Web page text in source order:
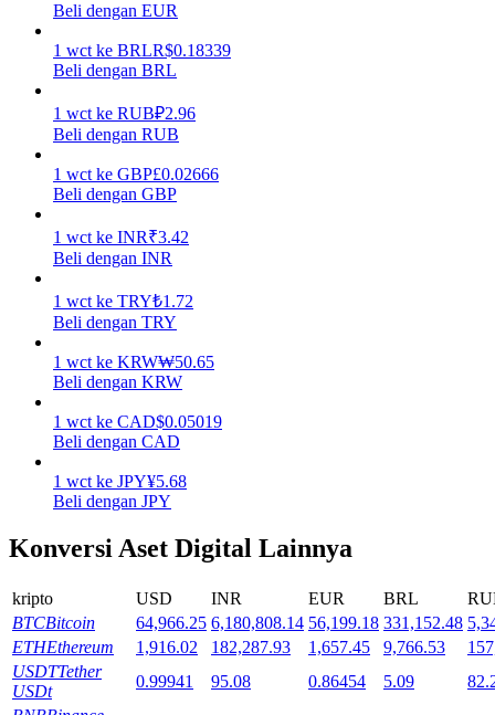
Mempertaruhkan
Pengembalian tinggi & akses instan
Staking fleksibel untuk mendapatkan token populer
Beli dengan EUR
1 wct ke BRLR$0.18339
Beli dengan BRL
1 wct ke RUB₽2.96
Beli dengan RUB
1 wct ke GBP£0.02666
Beli dengan GBP
1 wct ke INR₹3.42
Beli dengan INR
1 wct ke TRY₺1.72
Beli dengan TRY
1 wct ke KRW₩50.65
Beli dengan KRW
1 wct ke CAD$0.05019
Beli dengan CAD
1 wct ke JPY¥5.68
Beli dengan JPY
Konversi Aset Digital Lainnya
kripto USD INR EUR BRL
BTCBitcoin 64,966.25 6,180,808.14 56,199.18 331,152.48
ETHEthereum 1,916.02 182,287.93 1,657.45 9,766.53
USDTTether
USDt
0.99941 95.08 0.86454 5.09